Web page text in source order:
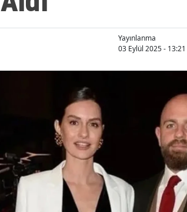
Yayınlanma
03 Eylül 2025 - 13:21